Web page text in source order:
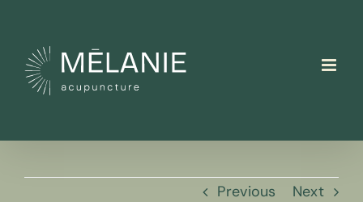
content
Previous Next